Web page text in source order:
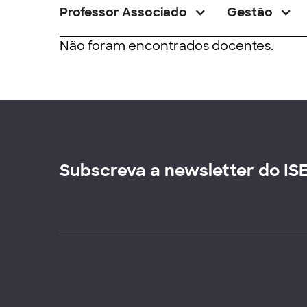
Professor Associado Gestão
Não foram encontrados docentes.
Subscreva a newsletter do